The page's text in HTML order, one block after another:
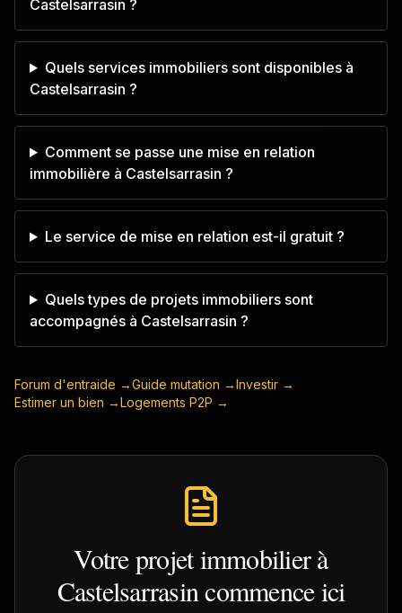
Castelsarrasin ?
Quels services immobiliers sont disponibles à
Castelsarrasin ?
Comment se passe une mise en relation
immobilière à Castelsarrasin ?
Le service de mise en relation est-il gratuit ?
Quels types de projets immobiliers sont
accompagnés à Castelsarrasin ?
Forum d'entraide →Guide mutation →Investir →
Estimer un bien →Logements P2P →
Votre projet immobilier à
Castelsarrasincommence ici